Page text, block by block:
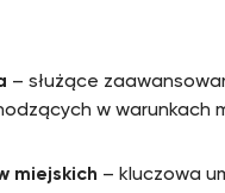
– służące
w warunkach
miejskich – kluczowa